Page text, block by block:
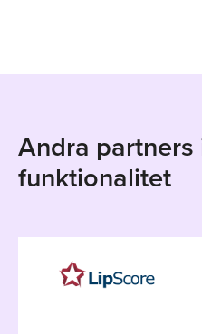
Andra
funktionalitet